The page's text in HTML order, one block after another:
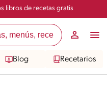
libros de recetas gratis
Blog Recetarios